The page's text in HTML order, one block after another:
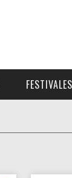
FESTIVALES